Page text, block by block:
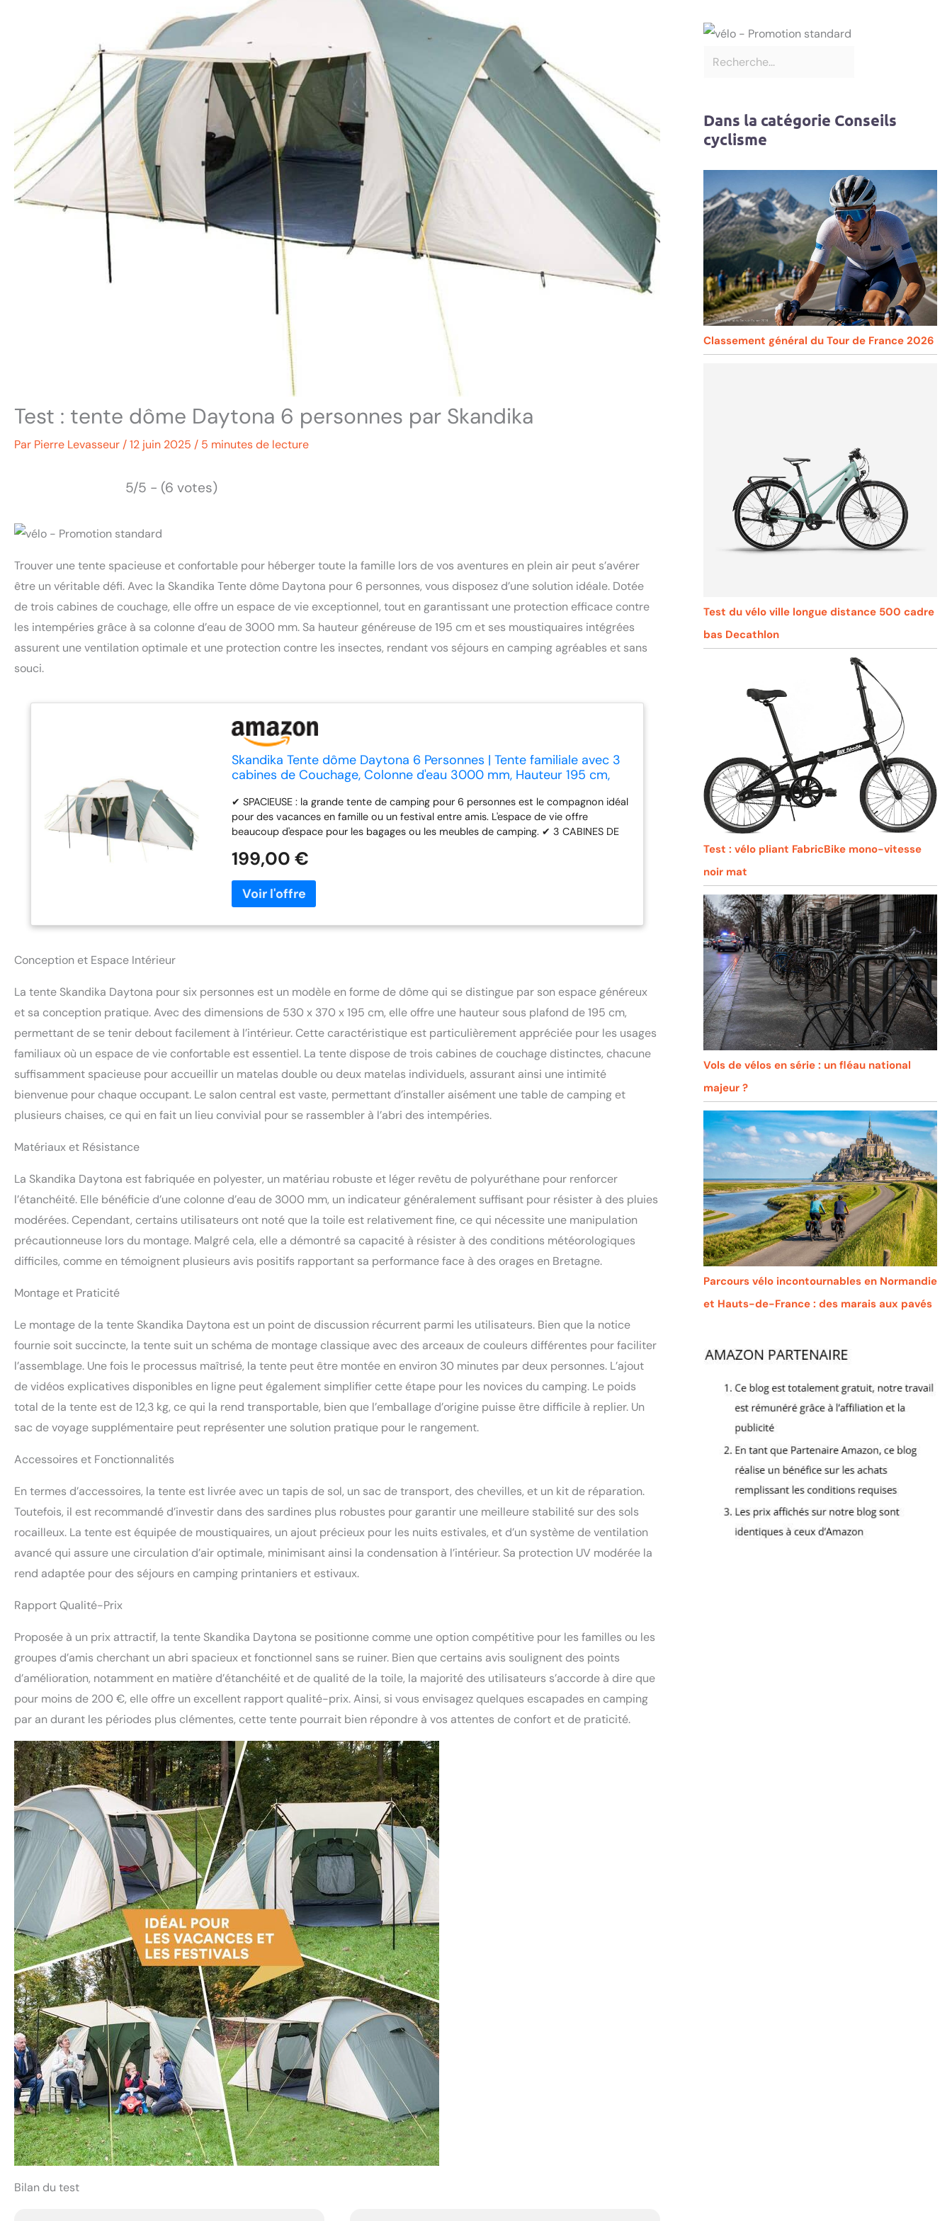
Test : tente dôme Daytona 6 personnes par Skandika
Par Pierre Levasseur /12 juin 2025 / 5 minutes de lecture
5/5 - (6 votes)
Trouver une tente spacieuse et confortable pour héberger toute la famille lors de vos aventures en plein air peut s’avérer
être un véritable défi. Avec la Skandika Tente dôme Daytona pour 6 personnes, vous disposez d’une solution idéale. Dotée
de trois cabines de couchage, elle offre un espace de vie exceptionnel, tout en garantissant une protection efficace contre
les intempéries grâce à sa colonne d’eau de 3000 mm. Sa hauteur généreuse de 195 cm et ses moustiquaires intégrées
assurent une ventilation optimale et une protection contre les insectes, rendant vos séjours en camping agréables et sans
souci.
Skandika Tente dôme Daytona 6 Personnes | Tente familiale avec 3
cabines de Couchage, Colonne d'eau 3000 mm, Hauteur 195 cm,
✔ SPACIEUSE : la grande tente de camping pour 6 personnes est le compagnon idéal
pour des vacances en famille ou un festival entre amis. L'espace de vie offre
beaucoup d'espace pour les bagages ou les meubles de camping. ✔ 3 CABINES DE
chacune avec son propre tapis de sol cousu et sa moustiquaire pour un espace de
bien conçue avec de nombreux extras fonctionnels tels que crochet pour lampe,
des aérations et une entrée qui peut être utilisée comme store banne. ✔ ROBUSTE :
transport, les sardines, les instructions de montage.
199,00 €
Conception et Espace Intérieur
La tente Skandika Daytona pour six personnes est un modèle en forme de dôme qui se distingue par son espace généreux
et sa conception pratique. Avec des dimensions de 530 x 370 x 195 cm, elle offre une hauteur sous plafond de 195 cm,
permettant de se tenir debout facilement à l’intérieur. Cette caractéristique est particulièrement appréciée pour les usages
familiaux où un espace de vie confortable est essentiel. La tente dispose de trois cabines de couchage distinctes, chacune
suffisamment spacieuse pour accueillir un matelas double ou deux matelas individuels, assurant ainsi une intimité
bienvenue pour chaque occupant. Le salon central est vaste, permettant d’installer aisément une table de camping et
plusieurs chaises, ce qui en fait un lieu convivial pour se rassembler à l’abri des intempéries.
Matériaux et Résistance
La Skandika Daytona est fabriquée en polyester, un matériau robuste et léger revêtu de polyuréthane pour renforcer
l’étanchéité. Elle bénéficie d’une colonne d’eau de 3000 mm, un indicateur généralement suffisant pour résister à des pluies
modérées. Cependant, certains utilisateurs ont noté que la toile est relativement fine, ce qui nécessite une manipulation
précautionneuse lors du montage. Malgré cela, elle a démontré sa capacité à résister à des conditions météorologiques
difficiles, comme en témoignent plusieurs avis positifs rapportant sa performance face à des orages en Bretagne.
Montage et Praticité
Le montage de la tente Skandika Daytona est un point de discussion récurrent parmi les utilisateurs. Bien que la notice
fournie soit succincte, la tente suit un schéma de montage classique avec des arceaux de couleurs différentes pour faciliter
l’assemblage. Une fois le processus maîtrisé, la tente peut être montée en environ 30 minutes par deux personnes. L’ajout
de vidéos explicatives disponibles en ligne peut également simplifier cette étape pour les novices du camping. Le poids
total de la tente est de 12,3 kg, ce qui la rend transportable, bien que l’emballage d’origine puisse être difficile à replier. Un
sac de voyage supplémentaire peut représenter une solution pratique pour le rangement.
Accessoires et Fonctionnalités
En termes d’accessoires, la tente est livrée avec un tapis de sol, un sac de transport, des chevilles, et un kit de réparation.
Toutefois, il est recommandé d’investir dans des sardines plus robustes pour garantir une meilleure stabilité sur des sols
rocailleux. La tente est équipée de moustiquaires, un ajout précieux pour les nuits estivales, et d’un système de ventilation
avancé qui assure une circulation d’air optimale, minimisant ainsi la condensation à l’intérieur. Sa protection UV modérée la
rend adaptée pour des séjours en camping printaniers et estivaux.
Rapport Qualité-Prix
Proposée à un prix attractif, la tente Skandika Daytona se positionne comme une option compétitive pour les familles ou les
groupes d’amis cherchant un abri spacieux et fonctionnel sans se ruiner. Bien que certains avis soulignent des points
d’amélioration, notamment en matière d’étanchéité et de qualité de la toile, la majorité des utilisateurs s’accorde à dire que
pour moins de 200 €, elle offre un excellent rapport qualité-prix. Ainsi, si vous envisagez quelques escapades en camping
par an durant les périodes plus clémentes, cette tente pourrait bien répondre à vos attentes de confort et de praticité.
Bilan du test
Dans la catégorie Conseils
cyclisme
Classement général du Tour de France 2026
Test du vélo ville longue distance 500 cadre
bas Decathlon
Test : vélo pliant FabricBike mono-vitesse
noir mat
Vols de vélos en série : un fléau national
majeur ?
Parcours vélo incontournables en Normandie
et Hauts-de-France : des marais aux pavés